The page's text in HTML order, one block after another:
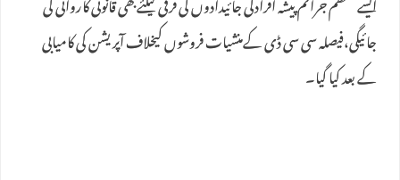
ایسے منظم جرائم پیشہ افرادکی جائیدادوں کی قرقی کیلئےبھی قانونی کاروائی کی
جائیگی،فیصلہ سی سی ڈی کےمنشیات فروشوں کیخلاف آپریشن کی کامیابی
کے بعد کیا گیا۔